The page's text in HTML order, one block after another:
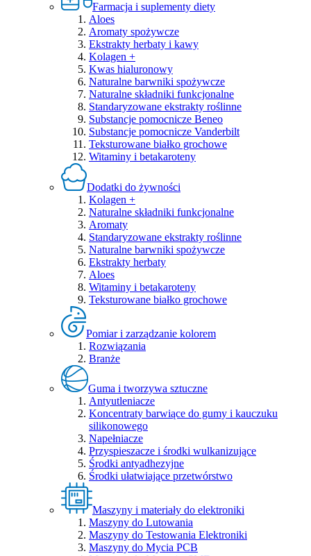
Farmacja i suplementy diety
Aloes
Aromaty spożywcze
Ekstrakty herbaty i kawy
Kolagen +
Kwas hialuronowy
Naturalne barwniki spożywcze
Naturalne składniki funkcjonalne
Standaryzowane ekstrakty roślinne
Substancje pomocnicze Beneo
Substancje pomocnicze Vanderbilt
Teksturowane białko grochowe
Witaminy i betakaroteny
Dodatki do żywności
Kolagen +
Naturalne składniki funkcjonalne
Aromaty
Standaryzowane ekstrakty roślinne
Naturalne barwniki spożywcze
Ekstrakty herbaty
Aloes
Witaminy i betakaroteny
Teksturowane białko grochowe
Pomiar i zarządzanie kolorem
Rozwiązania
Branże
Guma i tworzywa sztuczne
Antyutleniacze
Koncentraty barwiące do gumy i kauczuku
silikonowego
Napełniacze
Przyspieszacze i środki wulkanizujące
Środki antyadhezyjne
Środki ułatwiające przetwórstwo
Maszyny i materiały do elektroniki
Maszyny do Lutowania
Maszyny do Testowania Elektroniki
Maszyny do Mycia PCB